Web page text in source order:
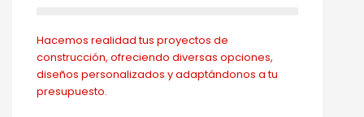
Hacemos realidad tus proyectos de
construcción, ofreciendo diversas opciones,
diseños personalizados y adaptándonos a tu
presupuesto.